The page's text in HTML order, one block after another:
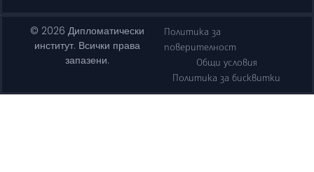
© 2026 Дипломатически
институт. Всички права
запазени.
Политика за
поверителност
Общи условия
Политика за бисквитки